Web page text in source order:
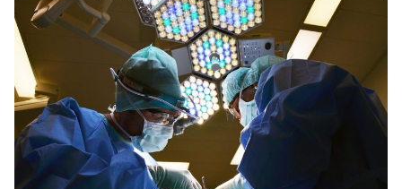
Partner
Insight
NTB
Suara
Time
Lens
IDN
Daily
Jogja
Jalan
Rakyat
Idealita
News
Kita
Notice
Dinamikapost.com
Radar
Baru
Seedbacklink
Follow
Kabarbaru